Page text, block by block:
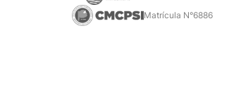
Matrícula N°6886